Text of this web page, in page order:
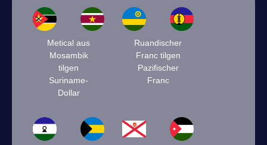
Metical aus
Mosambik
tilgen
Suriname-
Dollar
Ruandischer
Franc tilgen
Pazifischer
Franc